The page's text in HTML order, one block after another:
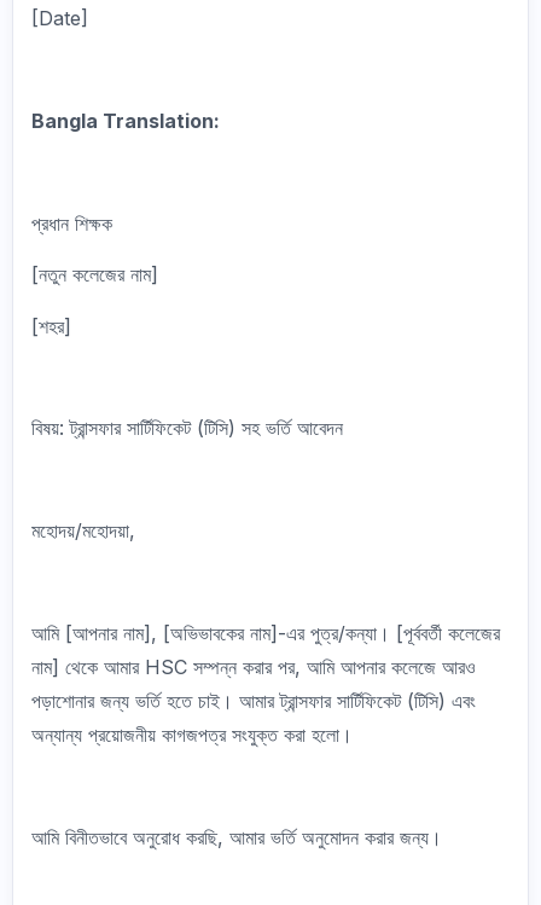
[Date]
Bangla Translation:
প্রধান শিক্ষক
[নতুন কলেজের নাম]
[শহর]
বিষয়: ট্রান্সফার সার্টিফিকেট (টিসি) সহ ভর্তি আবেদন
মহোদয়/মহোদয়া,
আমি [আপনার নাম], [অভিভাবকের নাম]-এর পুত্র/কন্যা। [পূর্ববর্তী কলেজের
নাম] থেকে আমার HSC সম্পন্ন করার পর, আমি আপনার কলেজে আরও
পড়াশোনার জন্য ভর্তি হতে চাই। আমার ট্রান্সফার সার্টিফিকেট (টিসি) এবং
অন্যান্য প্রয়োজনীয় কাগজপত্র সংযুক্ত করা হলো।
আমি বিনীতভাবে অনুরোধ করছি, আমার ভর্তি অনুমোদন করার জন্য।